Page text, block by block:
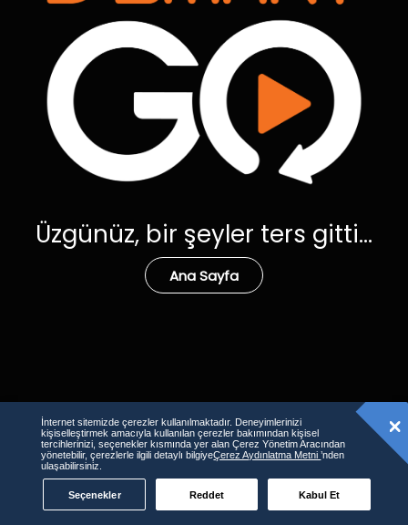
Üzgünüz, bir şeyler ters gitti...
Ana Sayfa
İnternet sitemizde çerezler kullanılmaktadır. Deneyimlerinizi
kişiselleştirmek amacıyla kullanılan çerezler bakımından kişisel
tercihlerinizi, seçenekler kısmında yer alan Çerez Yönetim Aracından
yönetebilir, çerezlerle ilgili detaylı bilgiyeÇerez Aydınlatma Metni’nden
ulaşabilirsiniz.
Seçenekler Reddet Kabul Et